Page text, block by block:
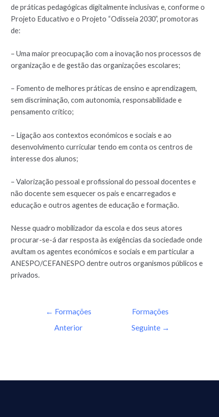
de práticas pedagógicas digitalmente inclusivas e, conforme o
Projeto Educativo e o Projeto “Odisseia 2030”, promotoras
de:
– Uma maior preocupação com a inovação nos processos de
organização e de gestão das organizações escolares;
– Fomento de melhores práticas de ensino e aprendizagem,
sem discriminação, com autonomia, responsabilidade e
pensamento crítico;
– Ligação aos contextos económicos e sociais e ao
desenvolvimento curricular tendo em conta os centros de
interesse dos alunos;
– Valorização pessoal e profissional do pessoal docentes e
não docente sem esquecer os pais e encarregados e
educação e outros agentes de educação e formação.
Nesse quadro mobilizador da escola e dos seus atores
procurar-se-á dar resposta às exigências da sociedade onde
avultam os agentes económicos e sociais e em particular a
ANESPO/CEFANESPO dentre outros organismos públicos e
privados.
← Formações
Anterior
Formações
Seguinte →